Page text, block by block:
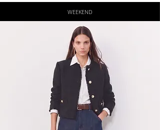
WEEKEND